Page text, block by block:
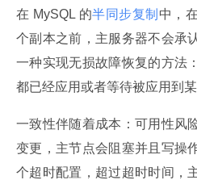
在 MySQL 的半同步复制 中，
个副本之前，主服务器不会承
一种实现无损故障恢复的方法
都已经应用或者等待被应用到某
一致性伴随着成本：可用性风
变更，主节点会阻塞并且写操
个超时配置，超过超时时间，